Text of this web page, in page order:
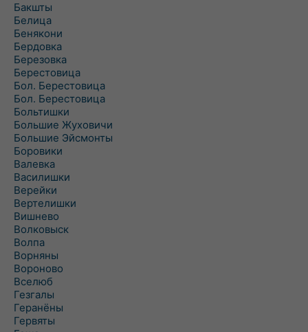
Бакшты
Белица
Бенякони
Бердовка
Березовка
Берестовица
Бол. Берестовица
Бол. Берестовица
Больтишки
Большие Жуховичи
Большие Эйсмонты
Боровики
Валевка
Василишки
Верейки
Вертелишки
Вишнево
Волковыск
Волпа
Ворняны
Вороново
Вселюб
Гезгалы
Геранёны
Гервяты